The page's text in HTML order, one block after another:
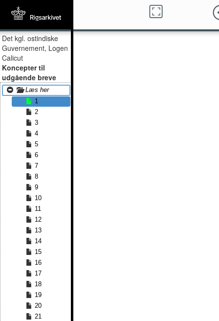
Det kgl. ostindiske
Guvernement, Logen
Calicut
Koncepter til
udgående breve
Læs her
1
2
3
4
5
6
7
8
9
10
11
12
13
14
15
16
17
18
19
20
21